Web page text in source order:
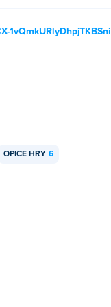
OPICE HRY 6